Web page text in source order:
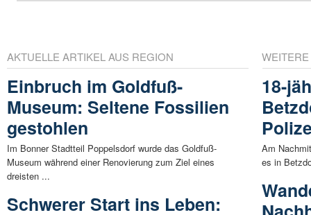
AKTUELLE ARTIKEL AUS REGION
Einbruch im Goldfuß-
Museum: Seltene Fossilien
gestohlen
Im Bonner Stadtteil Poppelsdorf wurde das Goldfuß-
Museum während einer Renovierung zum Ziel eines
dreisten ...
Schwerer Start ins Leben:
18-
Am
es in